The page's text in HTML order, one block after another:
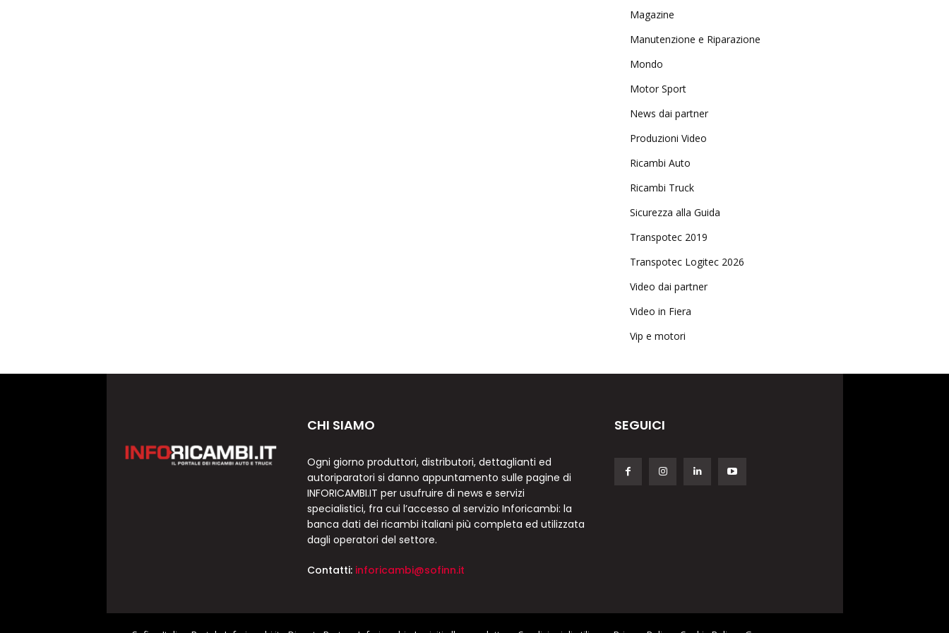
Magazine
Manutenzione e Riparazione
Mondo
Motor Sport
News dai partner
Produzioni Video
Ricambi Auto
Ricambi Truck
Sicurezza alla Guida
Transpotec 2019
Transpotec Logitec 2026
Video dai partner
Video in Fiera
Vip e motori
CHI SIAMO
Ogni giorno produttori, distributori, dettaglianti ed
autoriparatori si danno appuntamento sulle pagine di
INFORICAMBI.IT per usufruire di news e servizi
specialistici, fra cui l’accesso al servizio Inforicambi: la
banca dati dei ricambi italiani più completa ed utilizzata
dagli operatori del settore.
Contatti: inforicambi@sofinn.it
SEGUICI